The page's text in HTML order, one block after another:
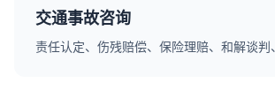
交通事故咨询
责任认定、伤残赔偿、保险理赔、和解谈判